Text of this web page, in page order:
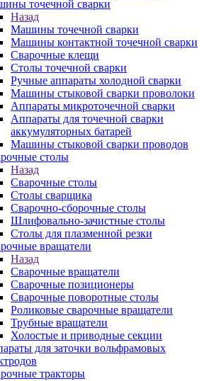
точечной сварки
Назад
Машины точечной сварки
Машины контактной точечной сварки
Сварочные клещи
Столы точечной сварки
Ручные аппараты холодной сварки
Машины стыковой сварки проволоки
Аппараты микроточечной сварки
Аппараты для точечной сварки
аккумуляторных батарей
Машины стыковой сварки проводов
столы
Назад
Сварочные столы
Столы сварщика
Сварочно-сборочные столы
Шлифовально-зачистные столы
Столы для плазменной резки
вращатели
Назад
Сварочные вращатели
Сварочные позиционеры
Сварочные поворотные столы
Роликовые сварочные вращатели
Трубные вращатели
Холостые и приводные секции
для заточки вольфрамовых
тракторы